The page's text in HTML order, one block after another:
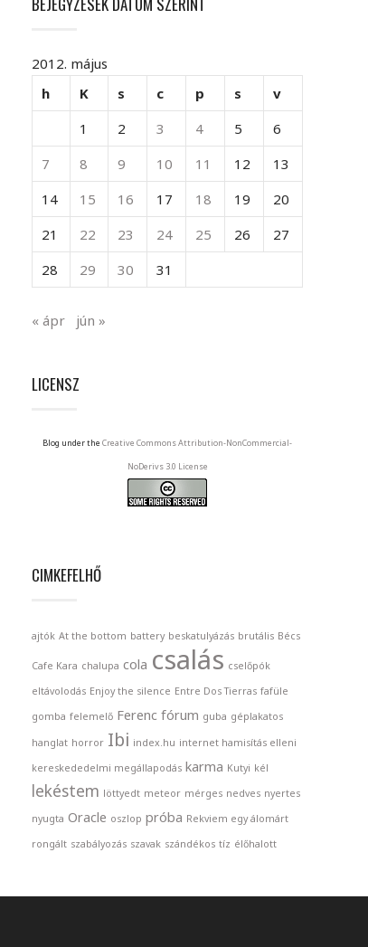
2012. május
h
K s c p s
v
1
2 3 4 5
6
7
8 9 10 11 12
13
14
15 16 17 18 19
20
21
22 23 24 25 26
27
28
29 30 31
« ápr jún »
LICENSZ
Blog under the Creative Commons Attribution-NonCommercial-
NoDerivs 3.0 License
CIMKEFELHŐ
ajtók At the bottom battery beskatulyázás brutális Bécs
Cafe Kara chalupa cola csalás cselőpók
eltávolodás Enjoy the silence Entre Dos Tierras fafüle
gomba felemelő Ferenc fórum guba géplakatos
hanglat horror Ibi index.hu internet hamisítás elleni
kereskededelmi megállapodás karma Kutyi kél
lekéstem löttyedt meteor mérges nedves nyertes
nyugta Oracle oszlop próba Rekviem egy álomárt
rongált szabályozás szavak szándékos tíz élőhalott